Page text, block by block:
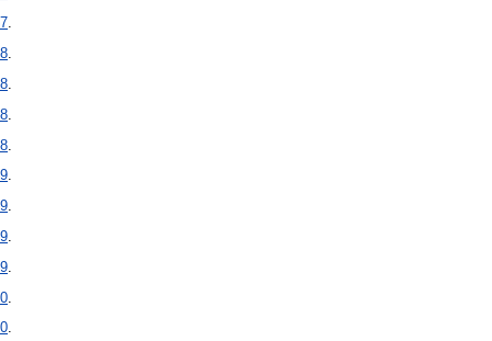
.
.
.
.
.
.
.